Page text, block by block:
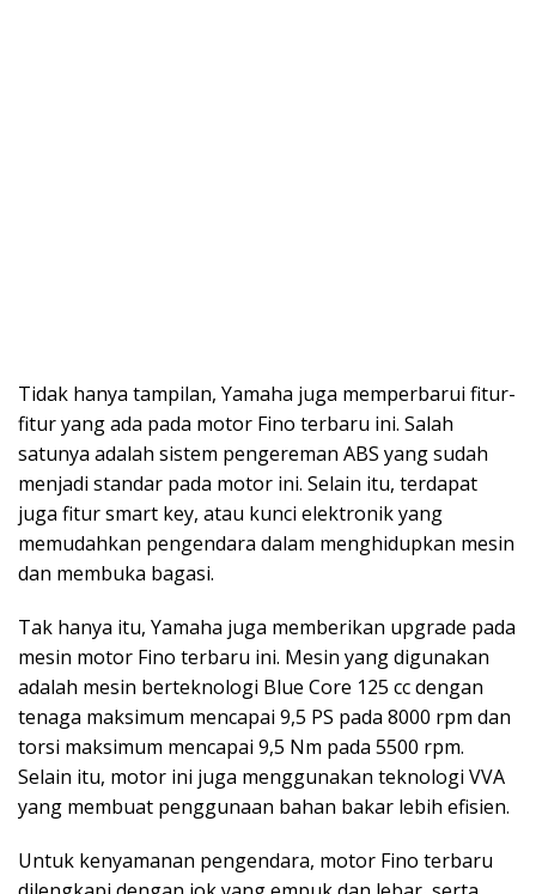
Tidak hanya tampilan, Yamaha juga memperbarui fitur-
fitur yang ada pada motor Fino terbaru ini. Salah
satunya adalah sistem pengereman ABS yang sudah
menjadi standar pada motor ini. Selain itu, terdapat
juga fitur smart key, atau kunci elektronik yang
memudahkan pengendara dalam menghidupkan mesin
dan membuka bagasi.
Tak hanya itu, Yamaha juga memberikan upgrade pada
mesin motor Fino terbaru ini. Mesin yang digunakan
adalah mesin berteknologi Blue Core 125 cc dengan
tenaga maksimum mencapai 9,5 PS pada 8000 rpm dan
torsi maksimum mencapai 9,5 Nm pada 5500 rpm.
Selain itu, motor ini juga menggunakan teknologi VVA
yang membuat penggunaan bahan bakar lebih efisien.
Untuk kenyamanan pengendara, motor Fino terbaru